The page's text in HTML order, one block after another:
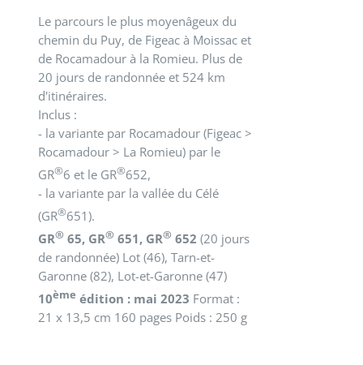
Le parcours le plus moyenâgeux du
chemin du Puy, de Figeac à Moissac et
de Rocamadour à la Romieu. Plus de
20 jours de randonnée et 524 km
d'itinéraires.
Inclus :
- la variante par Rocamadour (Figeac >
Rocamadour > La Romieu) par le
GR®6 et le GR®652,
- la variante par la vallée du Célé
(GR®651).
GR® 65, GR® 651, GR® 652(20 jours
de randonnée) Lot (46), Tarn-et-
Garonne (82), Lot-et-Garonne (47)
10ème édition : mai 2023 Format :
21 x 13,5 cm 160 pages Poids : 250 g